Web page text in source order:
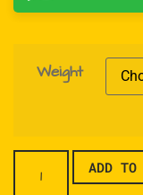
Weight
ADD TO